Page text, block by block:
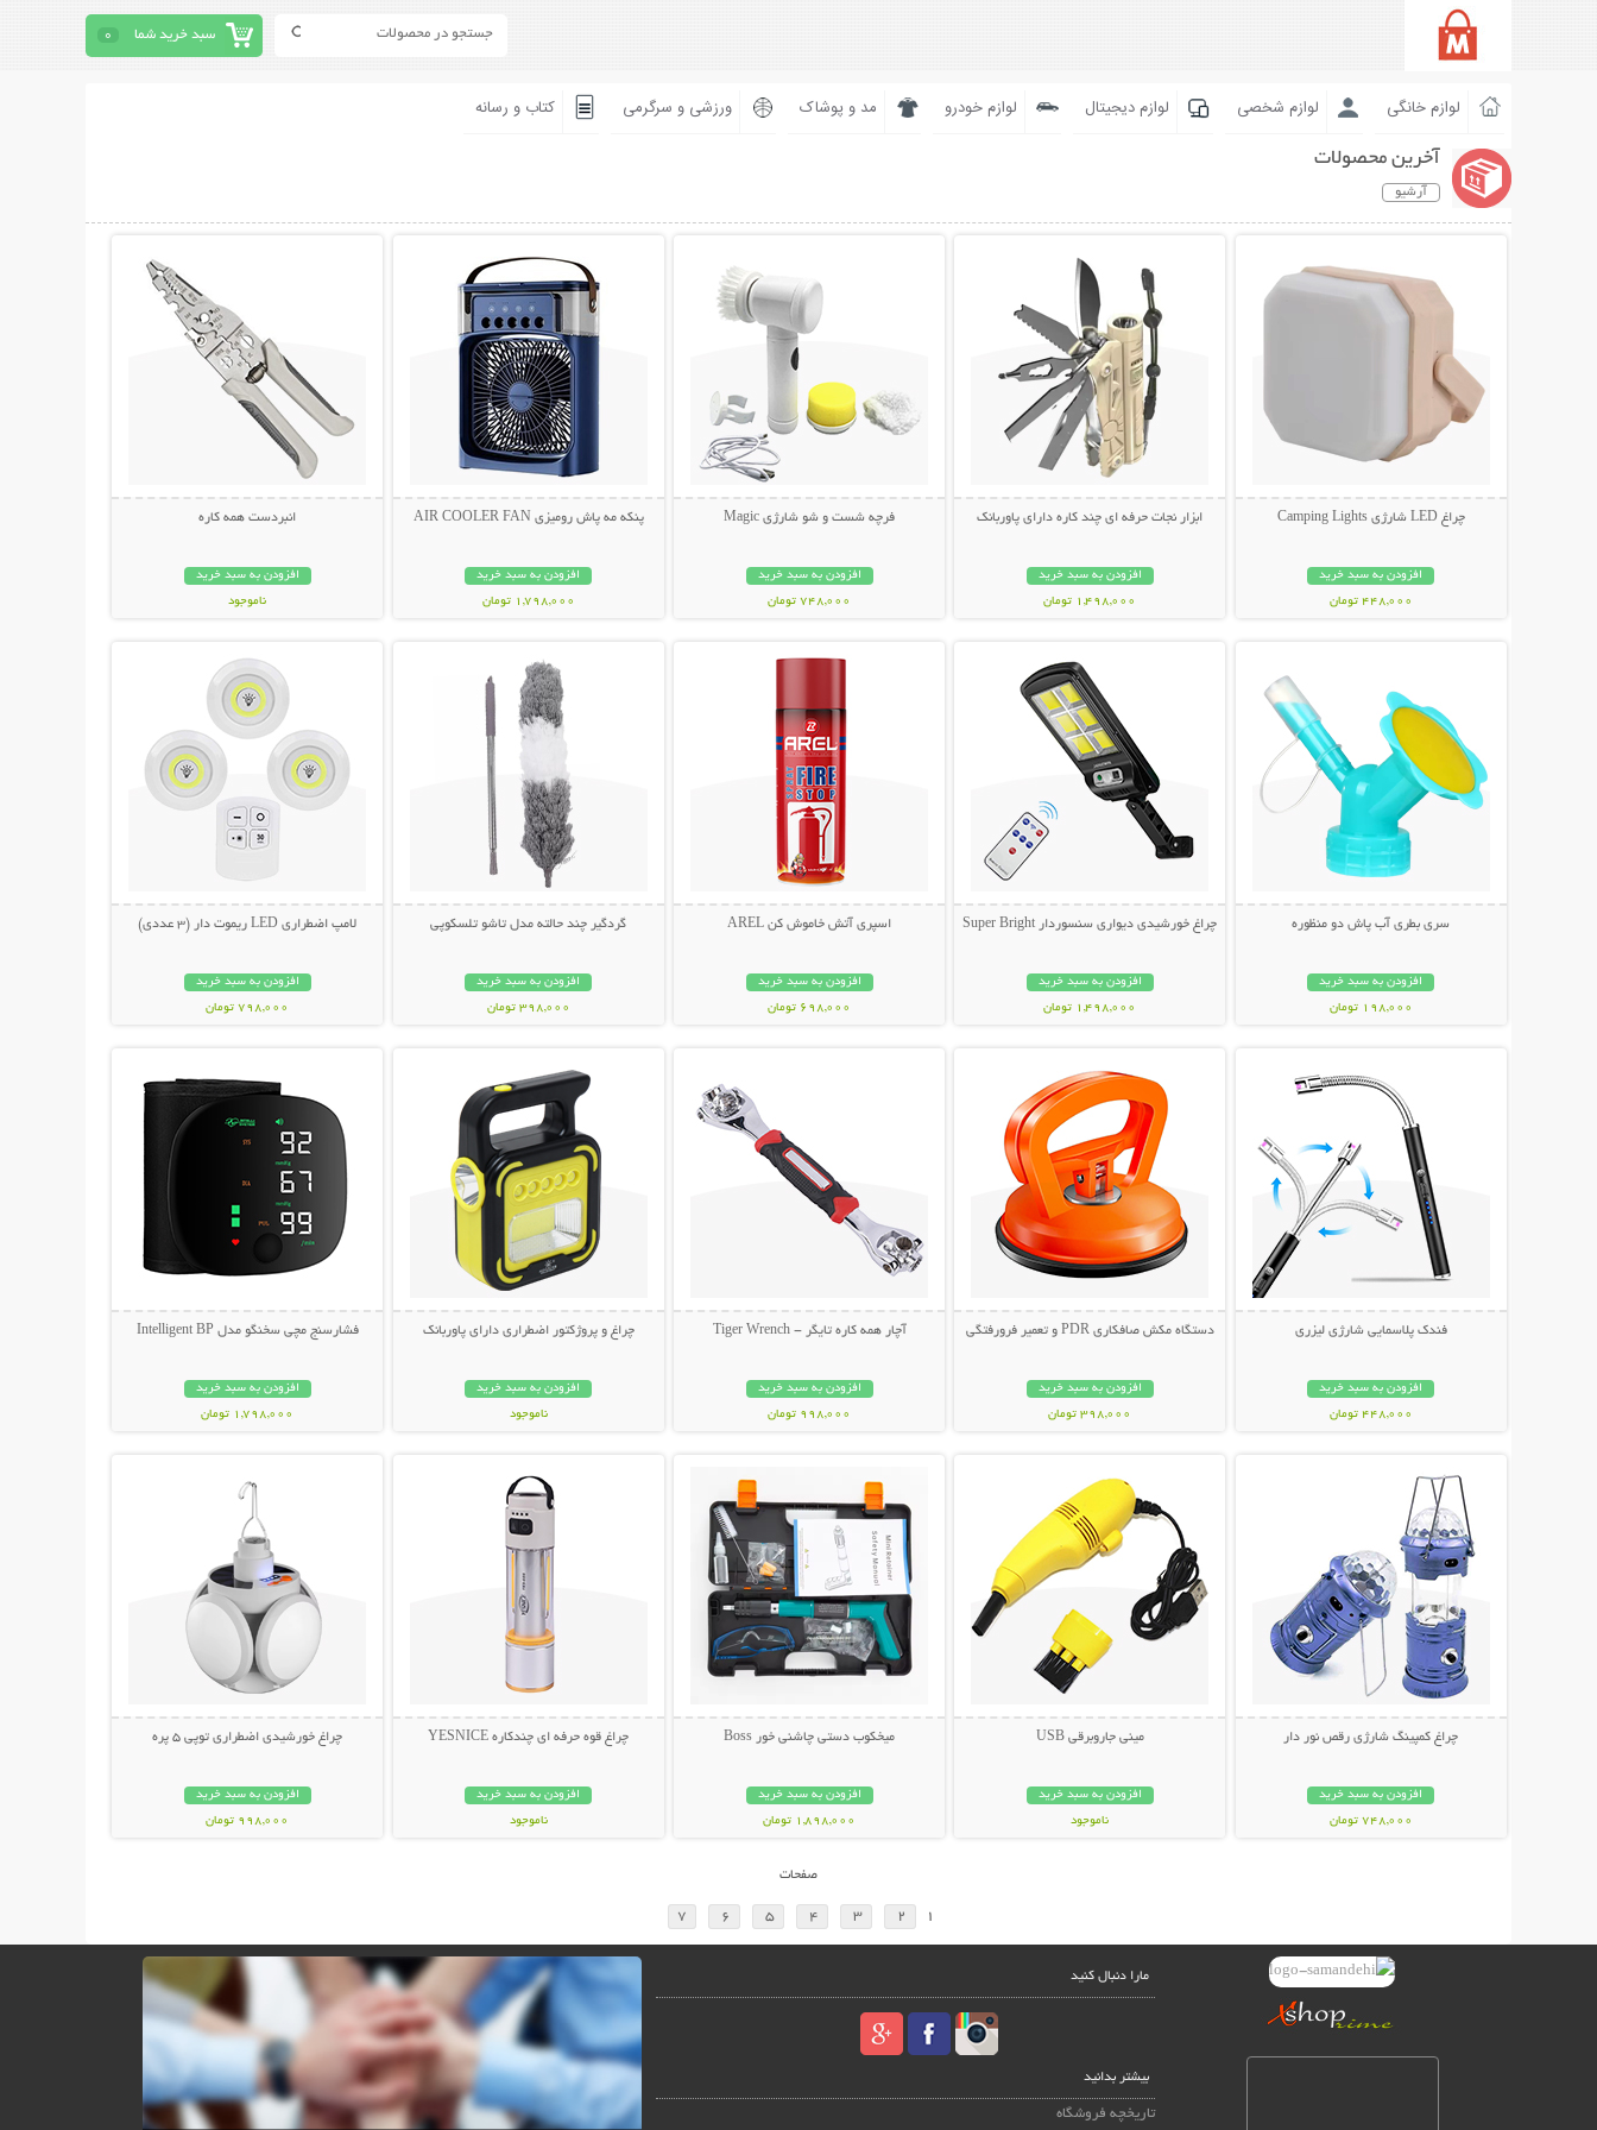
سبد خرید شما 0
لوازم خانگی لوازم شخصی لوازم دیجیتال لوازم خودرو مد و پوشاک ورزشی و سرگرمی کتاب و رسانه
آخرین محصولات
آرشیو
چراغ LED شارژی Camping Lights
افزودن به سبد خرید
448,000 تومان
ابزار نجات حرفه ای چند کاره دارای پاوربانک
افزودن به سبد خرید
1,498,000 تومان
فرچه شست و شو شارژی Magic
افزودن به سبد خرید
748,000 تومان
پنکه مه پاش رومیزی AIR COOLER FAN
افزودن به سبد خرید
1,798,000 تومان
انبردست همه کاره
افزودن به سبد خرید
ناموجود
سری بطری آب پاش دو منظوره
افزودن به سبد خرید
198,000 تومان
چراغ خورشیدی دیواری سنسوردار Super Bright
افزودن به سبد خرید
1,498,000 تومان
اسپری آتش خاموش کن AREL
افزودن به سبد خرید
698,000 تومان
گردگیر چند حالته مدل تاشو تلسکوپی
افزودن به سبد خرید
398,000 تومان
لامپ اضطراری LED ریموت دار (3 عددی)
افزودن به سبد خرید
798,000 تومان
فندک پلاسمایی شارژی لیزری
افزودن به سبد خرید
448,000 تومان
دستگاه مکش صافکاری PDR و تعمیر فرورفتگی
افزودن به سبد خرید
398,000 تومان
آچار همه کاره تایگر - Tiger Wrench
افزودن به سبد خرید
998,000 تومان
چراغ و پروژکتور اضطراری دارای پاوربانک
افزودن به سبد خرید
ناموجود
فشارسنج مچی سخنگو مدل Intelligent BP
افزودن به سبد خرید
1,798,000 تومان
چراغ کمپینگ شارژی رقص نور دار
افزودن به سبد خرید
748,000 تومان
مینی جاروبرقی USB
افزودن به سبد خرید
ناموجود
میخکوب دستی چاشنی خور Boss
افزودن به سبد خرید
1,898,000 تومان
چراغ قوه حرفه ای چندکاره YESNICE
افزودن به سبد خرید
ناموجود
چراغ خورشیدی اضطراری توپی 5 پره
افزودن به سبد خرید
998,000 تومان
صفحات
1
2
3
4
5
6
7
مارا دنبال کنید
بیشتر بدانید
تاریخچه فروشگاه